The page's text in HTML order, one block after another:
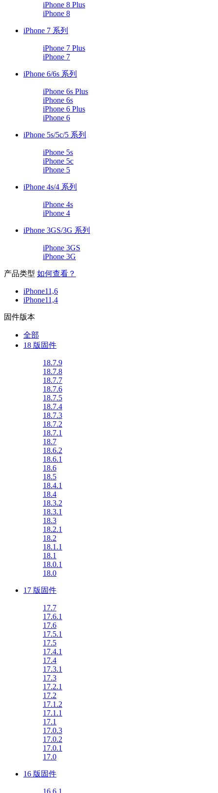
iPhone 8 Plus
iPhone 8
iPhone 7 系列
iPhone 7 Plus
iPhone 7
iPhone 6/6s 系列
iPhone 6s Plus
iPhone 6s
iPhone 6 Plus
iPhone 6
iPhone 5s/5c/5 系列
iPhone 5s
iPhone 5c
iPhone 5
iPhone 4s/4 系列
iPhone 4s
iPhone 4
iPhone 3GS/3G 系列
iPhone 3GS
iPhone 3G
产品类型 如何查看？
iPhone11,6
iPhone11,4
固件版本
全部
18 版固件
18.7.9
18.7.8
18.7.7
18.7.6
18.7.5
18.7.4
18.7.3
18.7.2
18.7.1
18.7
18.6.2
18.6.1
18.6
18.5
18.4.1
18.4
18.3.2
18.3.1
18.3
18.2.1
18.2
18.1.1
18.1
18.0.1
18.0
17 版固件
17.7
17.6.1
17.6
17.5.1
17.5
17.4.1
17.4
17.3.1
17.3
17.2.1
17.2
17.1.2
17.1.1
17.1
17.0.3
17.0.2
17.0.1
17.0
16 版固件
16.6.1